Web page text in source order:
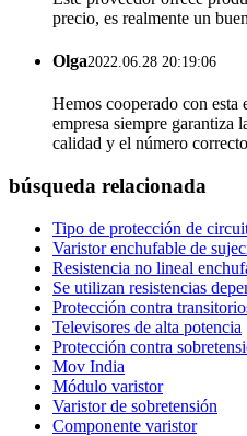
precio, es realmente un
Olga2022.06.28 20:19:06
Hemos cooperado con esta
empresa siempre garantiza
calidad y el número
búsqueda relacionada
Tipo de protección de
Varistor enchufable de
Resistencia no lineal
Se utilizan resistencias
Protección contra
Televisores de alta potencia
Protección contra
Mov India
Módulo varistor
Varistor de sobretensión
Componente varistor